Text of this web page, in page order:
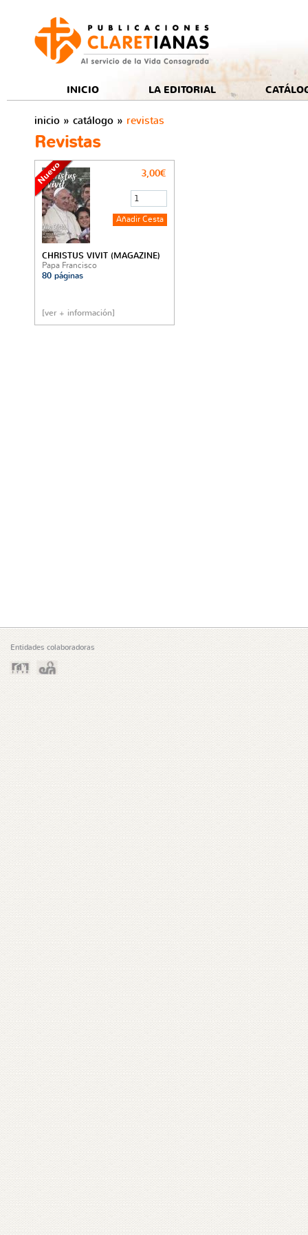
INICIO LA EDITORIAL
inicio » catálogo » revistas
Revistas
CHRISTUS VIVIT (MAGAZINE)
Papa Francisco
80 páginas
[ver + información]
3,00€
Entidades colaboradoras